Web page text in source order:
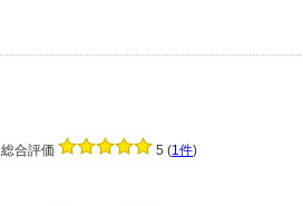
総合評価 5 (1件)